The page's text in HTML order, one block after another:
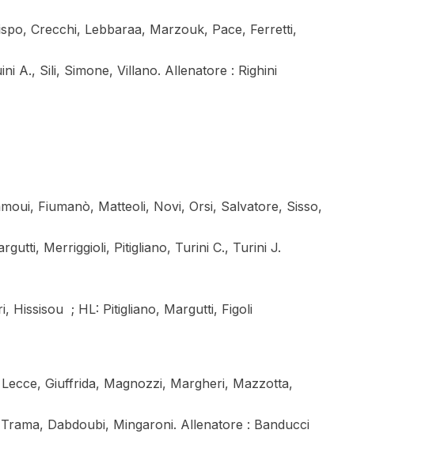
Crecchi, Lebbaraa, Marzouk, Pace, Ferretti,
A., Sili, Simone, Villano. Allenatore : Righini
Fiumanò, Matteoli, Novi, Orsi, Salvatore, Sisso,
Merriggioli, Pitigliano, Turini C., Turini J.
Hissisou ; HL: Pitigliano, Margutti, Figoli
Giuffrida, Magnozzi, Margheri, Mazzotta,
Dabdoubi, Mingaroni. Allenatore : Banducci